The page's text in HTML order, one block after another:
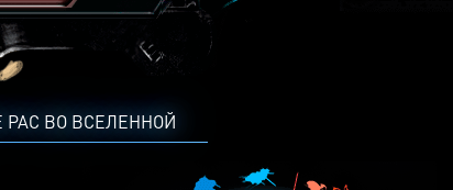
РАС ВО ВСЕЛЕННОЙ